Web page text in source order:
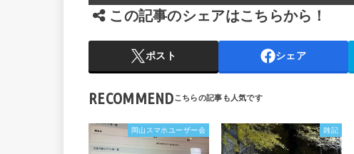
この記事のシェアはこちらから！
ポスト シェア
RECOMMEND
岡山スマホユーザー会 雑記